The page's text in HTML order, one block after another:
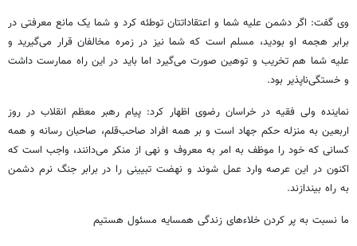
وی گفت: اگر دشمن علیه شما و اعتقاداتتان توطئه کرد و شما یک مانع معرفتی در
برابر هجمه او بودید، مسلم است که شما نیز در زمره مخالفان قرار می‌گیرید و
علیه شما هم تخریب و توهین صورت می‌گیرد اما باید در این راه ممارست داشت
و خستگی‌ناپذیر بود.
نماینده ولی فقیه در خراسان رضوی اظهار کرد: پیام رهبر معظم انقلاب در روز
اربعین به منزله حکم جهاد است و بر همه افراد صاحب‌قلم، صاحبان رسانه و همه
کسانی که خود را موظف به امر به معروف و نهی از منکر می‌دانند، واجب است که
اکنون در این عرصه وارد عمل شوند و نهضت تبیینی را در برابر جنگ نرم دشمن
به راه بیندازند.
ما نسبت به پر کردن خلاءهای زندگی همسایه مسئول هستیم